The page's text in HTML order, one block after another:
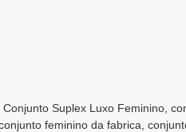
Suplex Luxo Feminino,
feminino da fabrica,